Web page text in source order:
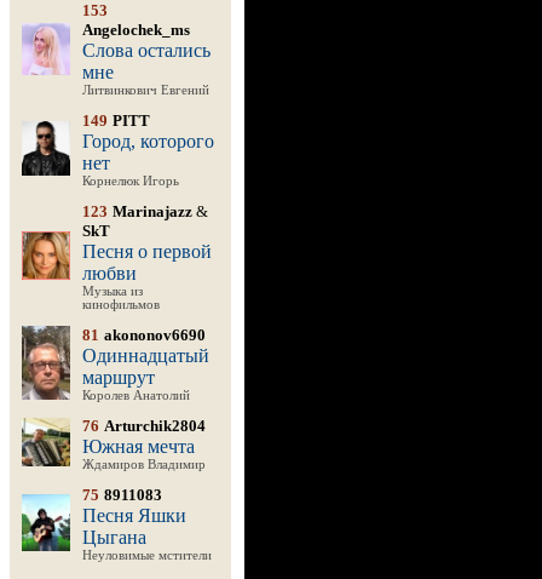
153
Angelochek_ms
Слова остались
мне
Литвинкович Евгений
149 PITT
Город, которого
нет
Корнелюк Игорь
123 Marinajazz &
SkT
Песня о первой
любви
Музыка из
кинофильмов
81 akononov6690
Одиннадцатый
маршрут
Королев Анатолий
76 Arturchik2804
Южная мечта
Ждамиров Владимир
75 8911083
Песня Яшки
Цыгана
Неуловимые мстители